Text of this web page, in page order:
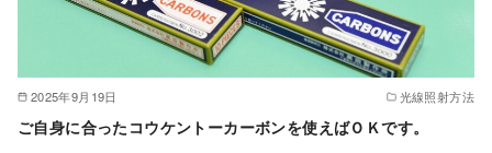
2025年9月19日 光線照射方法
ご自身に合ったコウケントーカーボンを使えばＯＫです。